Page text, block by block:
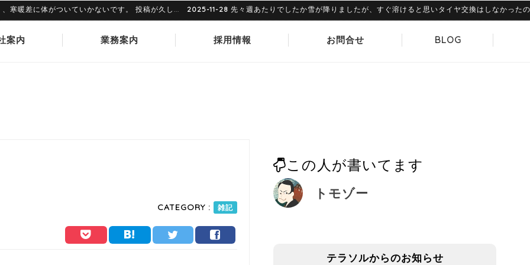
差に体がついていかないです。 投稿が久し... 2025-11-28 先々週あたりでしたか雪が降りましたが、すぐ溶けると思いタイヤ交換はしなかったので
案内 業務案内 採用情報 お問合せ BLOG
CATEGORY : 雑記
この人が書いてます
トモゾー
テラソルからのお知らせ